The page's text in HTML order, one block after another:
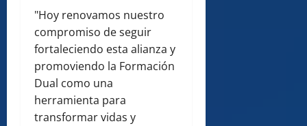
"Hoy renovamos nuestro
compromiso de seguir
fortaleciendo esta alianza y
promoviendo la Formación
Dual como una
herramienta para
transformar vidas y